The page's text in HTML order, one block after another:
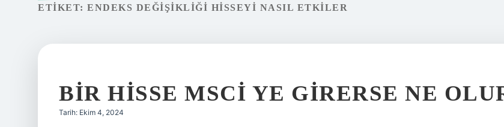
ETIKET: ENDEKS DEĞIŞIKLIĞI HISSEYI NASIL ETKILER
BIR HISSE MSCI YE GIRERSE NE
Tarih: Ekim 4, 2024